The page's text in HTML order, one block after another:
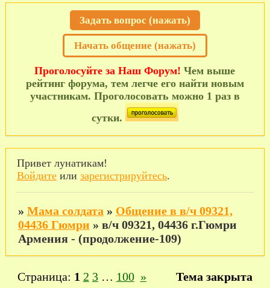
Задать вопрос (нажать)
Начать общение (нажать)
Проголосуйте за Наш Форум! Чем выше
рейтинг форума, тем легче его найти новым
участникам. Проголосовать можно 1 раз в
сутки.
Привет лунатикам!
Войдитеили зарегистрируйтесь.
» Мама солдата » Общение в в/ч 09321,
04436 Гюмри » в/ч 09321, 04436 г.Гюмри
Армения - (продолжение-109)
Страница: 1 2 3 … 100 » Тема закрыта